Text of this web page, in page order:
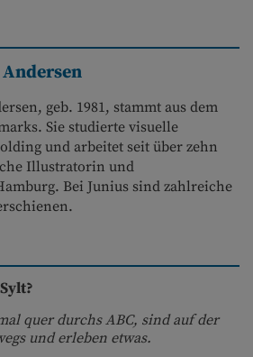
geb. 1981, stammt aus dem
Sie studierte visuelle
und arbeitet seit über zehn
Illustratorin und
Bei Junius sind zahlreiche
quer durchs ABC, sind auf der
und erleben etwas.